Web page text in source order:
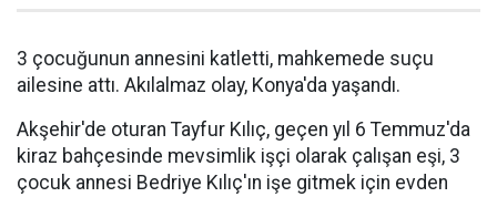
3 çocuğunun annesini katletti, mahkemede suçu
ailesine attı. Akılalmaz olay, Konya'da yaşandı.
Akşehir'de oturan Tayfur Kılıç, geçen yıl 6 Temmuz'da
kiraz bahçesinde mevsimlik işçi olarak çalışan eşi, 3
çocuk annesi Bedriye Kılıç'ın işe gitmek için evden